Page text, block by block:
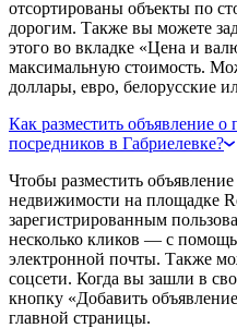
отсортированы объекты по
дорогим. Также вы можете
этого во вкладке «Цена и
максимальную стоимость.
доллары, евро, белорусские
Как разместить объявление о
посредников в Габриелевке?
Чтобы разместить
недвижимости на площадке
зарегистрированным
несколько кликов — с
электронной почты. Также
соцсети. Когда вы зашли в
кнопку «Добавить
главной страницы.